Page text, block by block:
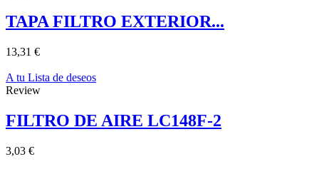
TAPA FILTRO EXTERIOR...
13,31 €
A tu Lista de deseos
Review
FILTRO DE AIRE LC148F-2
3,03 €